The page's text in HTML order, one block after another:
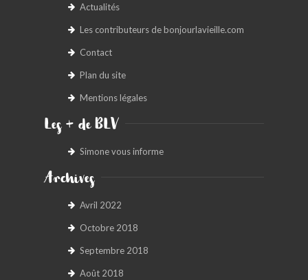
Actualités
Les contributeurs de bonjourlavieille.com
Contact
Plan du site
Mentions légales
Les + de BLV
Simone vous informe
Archives
Avril 2022
Octobre 2018
Septembre 2018
Août 2018